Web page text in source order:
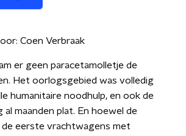
Coen Verbraak
er geen paracetamolletje de
Het oorlogsgebied was volledig
humanitaire noodhulp, en ook de
maanden plat. En hoewel de
eerste vrachtwagens met